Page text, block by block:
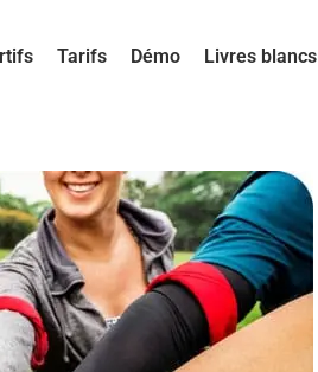
Tarifs Démo Livres blancs